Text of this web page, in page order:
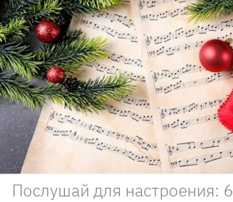
Послушай для настроения: 6